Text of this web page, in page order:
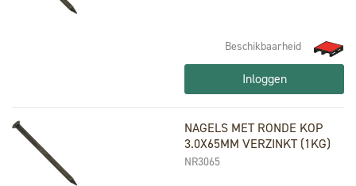
Beschikbaarheid
Inloggen
NAGELS MET RONDE KOP
3.0X65MM VERZINKT (1KG)
NR3065